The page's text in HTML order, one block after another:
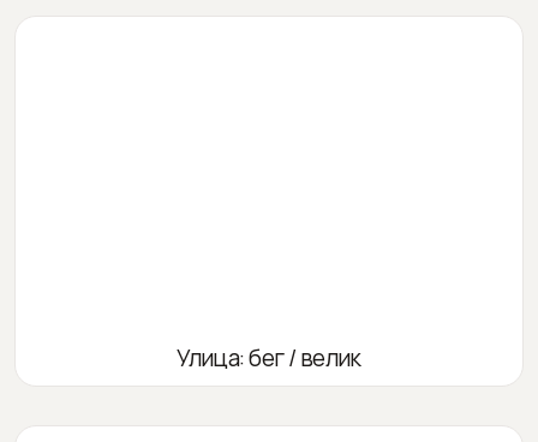
Улица: бег / велик